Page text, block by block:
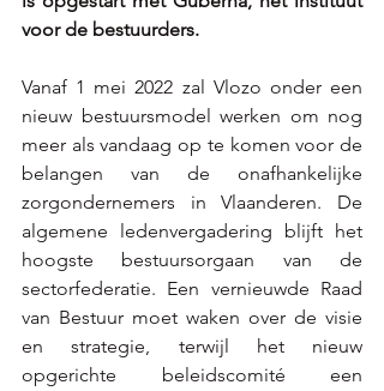
voor de bestuurders.
Vanaf 1 mei 2022 zal Vlozo onder een
nieuw bestuursmodel werken om nog
meer als vandaag op te komen voor de
belangen van de onafhankelijke
zorgondernemers in Vlaanderen. De
algemene ledenvergadering blijft het
hoogste bestuursorgaan van de
sectorfederatie. Een vernieuwde Raad
van Bestuur moet waken over de visie
en strategie, terwijl het nieuw
opgerichte beleidscomité een